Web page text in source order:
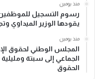
منذ يومين
رسوم التسجيل للموظفين
يقودها الوزير الميداوي
منذ يومين
المجلس الوطني لحقوق
الجماعي إلى سبتة
الحقوق